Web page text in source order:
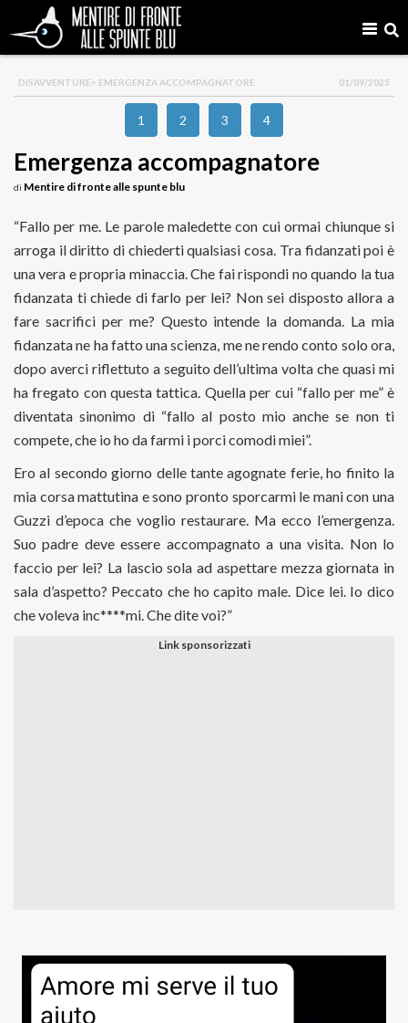
DISAVVENTURE> EMERGENZA ACCOMPAGNATORE 01/09/2025
1 2 3 4
Emergenza accompagnatore
di Mentire di fronte alle spunte blu
“Fallo per me. Le parole maledette con cui ormai chiunque si
arroga il diritto di chiederti qualsiasi cosa. Tra fidanzati poi è
una vera e propria minaccia. Che fai rispondi no quando la tua
fidanzata ti chiede di farlo per lei? Non sei disposto allora a
fare sacrifici per me? Questo intende la domanda. La mia
fidanzata ne ha fatto una scienza, me ne rendo conto solo ora,
dopo averci riflettuto a seguito dell’ultima volta che quasi mi
ha fregato con questa tattica. Quella per cui “fallo per me” è
diventata sinonimo di “fallo al posto mio anche se non ti
compete, che io ho da farmi i porci comodi miei”.
Ero al secondo giorno delle tante agognate ferie, ho finito la
mia corsa mattutina e sono pronto sporcarmi le mani con una
Guzzi d’epoca che voglio restaurare. Ma ecco l’emergenza.
Suo padre deve essere accompagnato a una visita. Non lo
faccio per lei? La lascio sola ad aspettare mezza giornata in
sala d’aspetto? Peccato che ho capito male. Dice lei. Io dico
che voleva inc****mi. Che dite voi?”